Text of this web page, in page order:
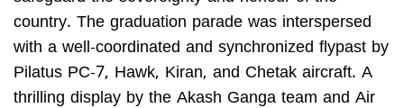
country. The graduation parade was interspersed
with a well-coordinated and synchronized flypast by
Pilatus PC-7, Hawk, Kiran, and Chetak aircraft. A
thrilling display by the Akash Ganga team and Air